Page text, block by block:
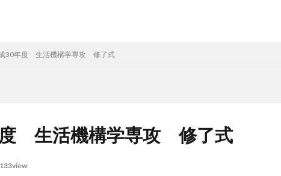
30年度 生活機構学専攻 修了式
生活機構学専攻 修了式
133view